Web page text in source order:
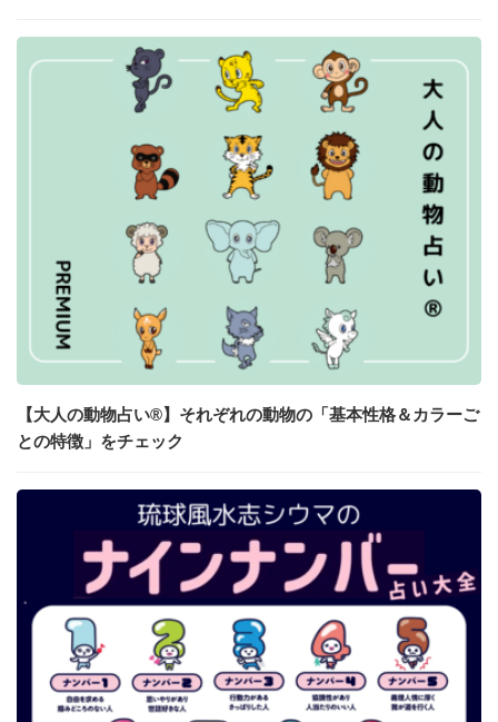
【大人の動物占い®】それぞれの動物の「基本性格＆カラーご
との特徴」をチェック